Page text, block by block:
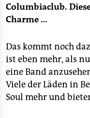
Columbiaclub.
Charme …
Das kommt noch
ist eben mehr, als
eine Band
Viele der Läden in
Soul mehr und